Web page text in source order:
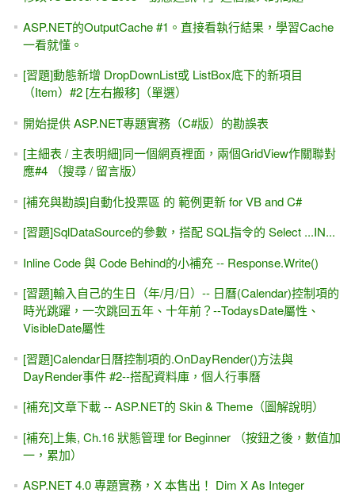
ASP.NET的OutputCache #1。直接看執行結果，學習Cache
一看就懂。
[習題]動態新增 DropDownList或 ListBox底下的新項目
（Item）#2 [左右搬移]（單選）
開始提供 ASP.NET專題實務（C#版）的勘誤表
[主細表 / 主表明細]同一個網頁裡面，兩個GridView作關聯對
應#4 （搜尋 / 留言版）
[補充與勘誤]自動化投票區 的 範例更新 for VB and C#
[習題]SqlDataSource的參數，搭配 SQL指令的 Select ...IN...
Inline Code 與 Code Behind的小補充 -- Response.Write()
[習題]輸入自己的生日（年/月/日）-- 日曆(Calendar)控制項的
時光跳躍，一次跳回五年、十年前？--TodaysDate屬性、
VisibleDate屬性
[習題]Calendar日曆控制項的.OnDayRender()方法與
DayRender事件 #2--搭配資料庫，個人行事曆
[補充]文章下載 -- ASP.NET的 Skin & Theme（圖解說明）
[補充]上集, Ch.16 狀態管理 for Beginner （按鈕之後，數值加
一，累加）
ASP.NET 4.0 專題實務，X 本售出！ Dim X As Integer